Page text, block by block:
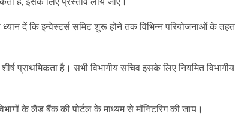
दें कि इन्वेस्टर्स समिट शुरू होने तक विभिन्न परियोजनाओं के तहत
प्राथमिकता है। सभी विभागीय सचिव इसके लिए नियमित विभागीय
के लैंड बैंक की पोर्टल के माध्यम से मॉनिटरिंग की जाय।